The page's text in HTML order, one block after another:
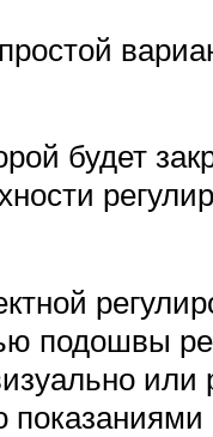
будет
подошвы
или